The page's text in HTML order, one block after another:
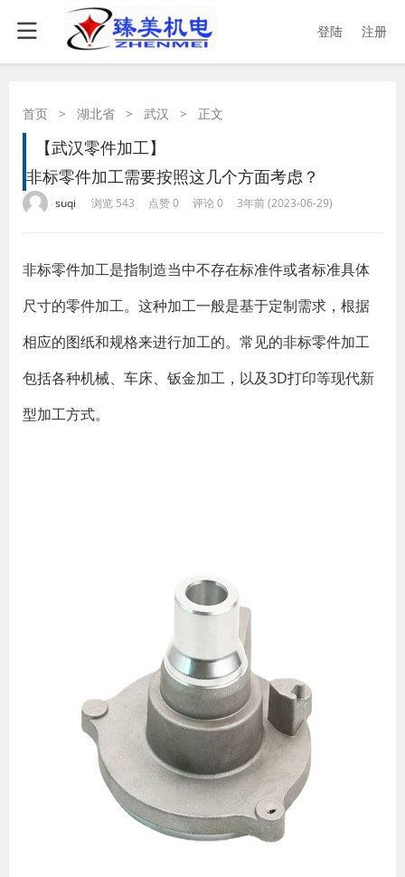
登陆 注册
首页 > 湖北省 > 武汉 > 正文
【武汉零件加工】
非标零件加工需要按照这几个方面考虑？
suqi 浏览 543 点赞 0 评论 0 3年前 (2023-06-29)
非标零件加工是指制造当中不存在标准件或者标准具体
尺寸的零件加工。这种加工一般是基于定制需求，根据
相应的图纸和规格来进行加工的。常见的非标零件加工
包括各种机械、车床、钣金加工，以及3D打印等现代新
型加工方式。